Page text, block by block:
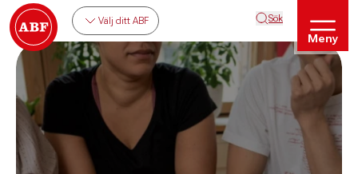
Välj ditt ABF Sök
Meny